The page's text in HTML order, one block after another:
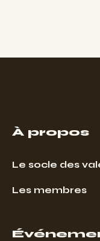
À propos
Le socle des
Les membres